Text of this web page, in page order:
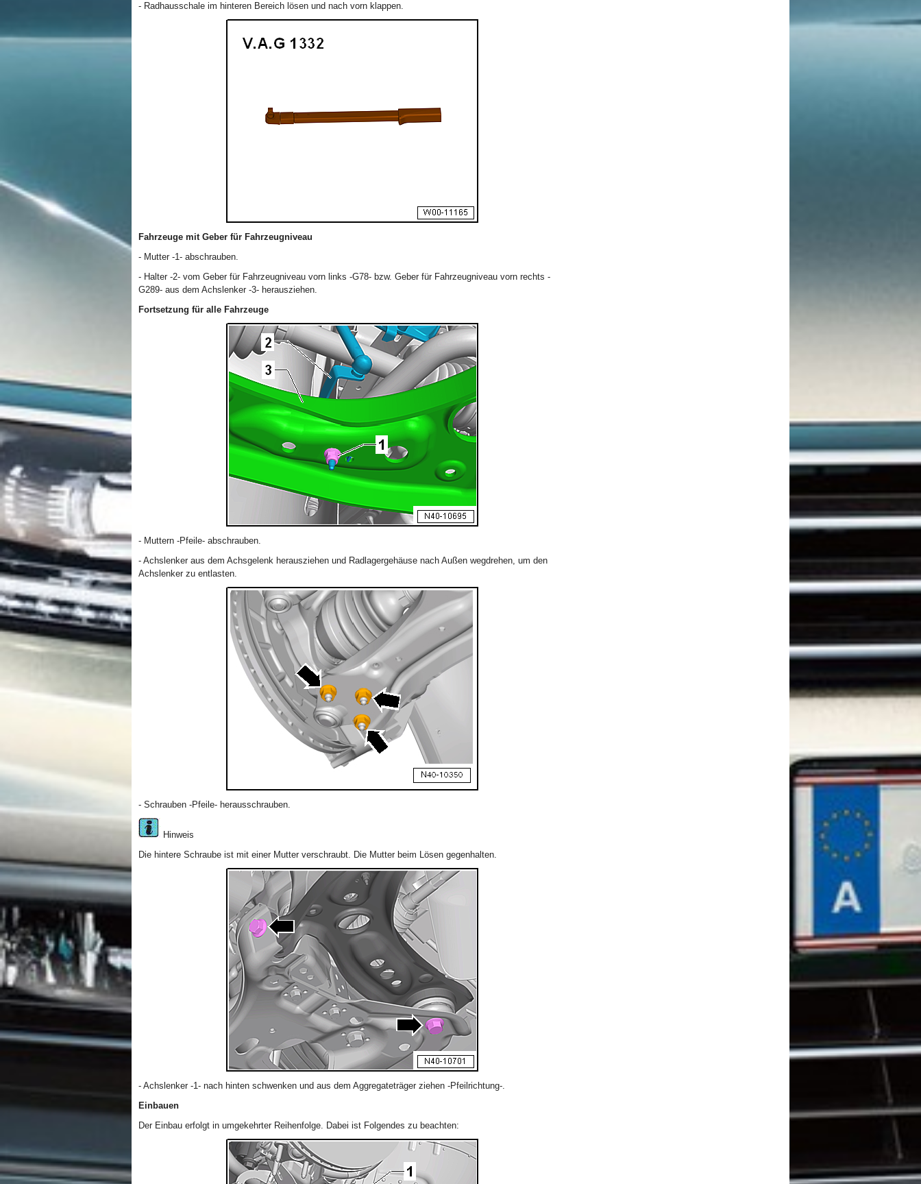
- Radhausschale im hinteren Bereich lösen und nach vorn klappen.
Fahrzeuge mit Geber für Fahrzeugniveau
- Mutter -1- abschrauben.
- Halter -2- vom Geber für Fahrzeugniveau vorn links -G78- bzw. Geber für Fahrzeugniveau vorn rechts -
G289- aus dem Achslenker -3- herausziehen.
Fortsetzung für alle Fahrzeuge
- Muttern -Pfeile- abschrauben.
- Achslenker aus dem Achsgelenk herausziehen und Radlagergehäuse nach Außen wegdrehen, um den
Achslenker zu entlasten.
- Schrauben -Pfeile- herausschrauben.
Hinweis
Die hintere Schraube ist mit einer Mutter verschraubt. Die Mutter beim Lösen gegenhalten.
- Achslenker -1- nach hinten schwenken und aus dem Aggregateträger ziehen -Pfeilrichtung-.
Einbauen
Der Einbau erfolgt in umgekehrter Reihenfolge. Dabei ist Folgendes zu beachten: